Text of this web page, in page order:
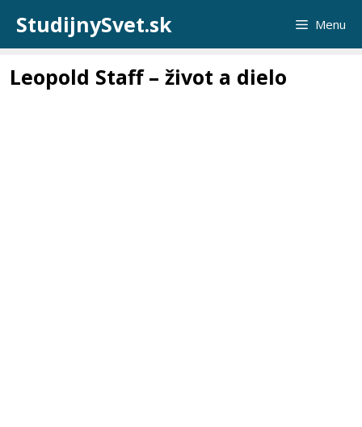
obsah
StudijnySvet.sk Menu
Leopold Staff – život a dielo